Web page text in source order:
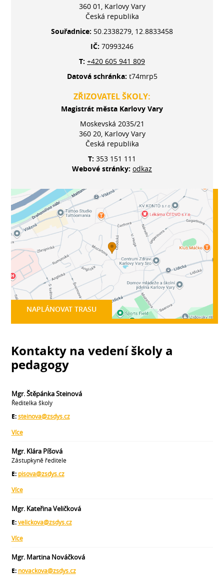
360 01, Karlovy Vary
Česká republika
Souřadnice: 50.2338279, 12.8833458
IČ: 70993246
T: +420 605 941 809
Datová schránka: t74mrp5
ZŘIZOVATEL ŠKOLY:
Magistrát města Karlovy Vary
Moskevská 2035/21
360 20, Karlovy Vary
Česká republika
T: 353 151 111
Webové stránky: odkaz
NAPLÁNOVAT TRASU
Kontakty na vedení školy a
pedagogy
Mgr. Štěpánka Steinová
Ředitelka školy
E:steinova@zsdys.cz
Více
Mgr. Klára Píšová
Zástupkyně ředitele
E: pisova@zsdys.cz
Více
Mgr. Kateřina Veličková
E:velickova@zsdys.cz
Více
Mgr. Martina Nováčková
E: novackova@zsdys.cz